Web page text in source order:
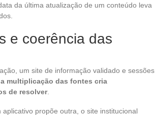
da última atualização de um conteúdo leva
e coerência das
um site de informação validado e sessões
a multiplicação das fontes cria
de resolver.
propõe outra, o site institucional